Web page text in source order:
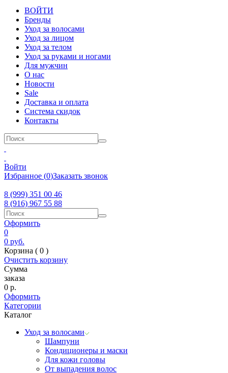
ВОЙТИ
Бренды
Уход за волосами
Уход за лицом
Уход за телом
Уход за руками и ногами
Для мужчин
О нас
Новости
Sale
Доставка и оплата
Система скидок
Контакты
Войти
Избранное (0)Заказать звонок
8 (999) 351 00 46
8 (916) 967 55 88
Оформить
0
0 руб.
Корзина ( 0 )
Очистить корзину
Сумма
заказа
0 р.
Оформить
Категории
Каталог
Уход за волосами
Шампуни
Кондиционеры и маски
Для кожи головы
От выпадения волос